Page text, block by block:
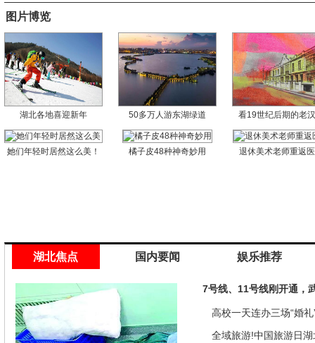
图片博览
湖北各地喜迎新年 50多万人游东湖绿道 看19世纪后期的老
她们年轻时居然这么美！ 橘子皮48种神奇妙用 退休美术老师重返
湖北焦点 国内要闻 娱乐推荐
7号线、11号线刚开通，
高校一天连办三场“婚
来是因为…
全域旅游!中国旅游日